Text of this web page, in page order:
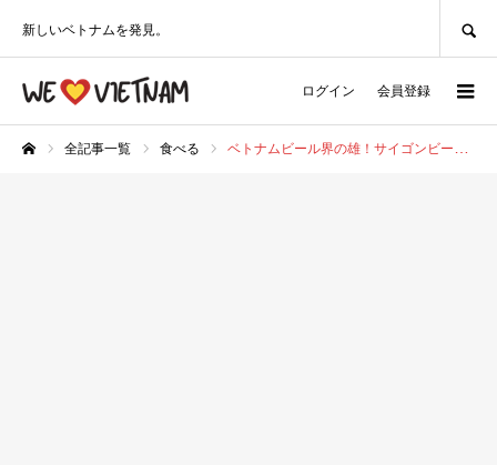
新しいベトナムを発見。
ログイン 会員登録
全記事一覧 食べる ベトナムビール界の雄！サイゴンビールシリーズを飲み分けるための徹底比較！